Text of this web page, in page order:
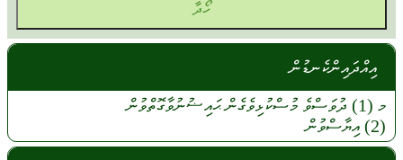
އިއްދައިންކެނޑުން
މ (1)
ދުވަސްވެ މުސްކުޅިވެގެންޙައިޟުނުވާގޮތްވުން
(2)
އިޔާސްވުން